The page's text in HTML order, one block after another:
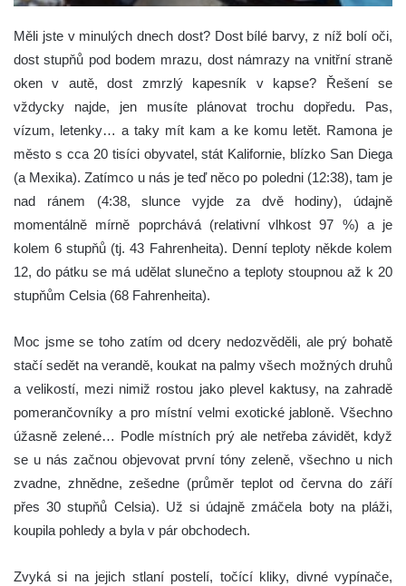
Měli jste v minulých dnech dost? Dost bílé barvy, z níž bolí oči,
dost stupňů pod bodem mrazu, dost námrazy na vnitřní straně
oken v autě, dost zmrzlý kapesník v kapse? Řešení se
vždycky najde, jen musíte plánovat trochu dopředu. Pas,
vízum, letenky… a taky mít kam a ke komu letět. Ramona je
město s cca 20 tisíci obyvatel, stát Kalifornie, blízko San Diega
(a Mexika). Zatímco u nás je teď něco po poledni (12:38), tam je
nad ránem (4:38, slunce vyjde za dvě hodiny), údajně
momentálně mírně poprchává (relativní vlhkost 97 %) a je
kolem 6 stupňů (tj. 43 Fahrenheita). Denní teploty někde kolem
12, do pátku se má udělat slunečno a teploty stoupnou až k 20
stupňům Celsia (68 Fahrenheita).
Moc jsme se toho zatím od dcery nedozvěděli, ale prý bohatě
stačí sedět na verandě, koukat na palmy všech možných druhů
a velikostí, mezi nimiž rostou jako plevel kaktusy, na zahradě
pomerančovníky a pro místní velmi exotické jabloně. Všechno
úžasně zelené… Podle místních prý ale netřeba závidět, když
se u nás začnou objevovat první tóny zeleně, všechno u nich
zvadne, zhnědne, zešedne (průměr teplot od června do září
přes 30 stupňů Celsia). Už si údajně zmáčela boty na pláži,
koupila pohledy a byla v pár obchodech.
Zvyká si na jejich stlaní postelí, točící kliky, divné vypínače,